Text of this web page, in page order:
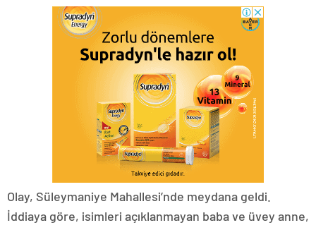
Olay, Süleymaniye Mahallesi’nde meydana geldi.
İddiaya göre, isimleri açıklanmayan baba ve üvey anne,